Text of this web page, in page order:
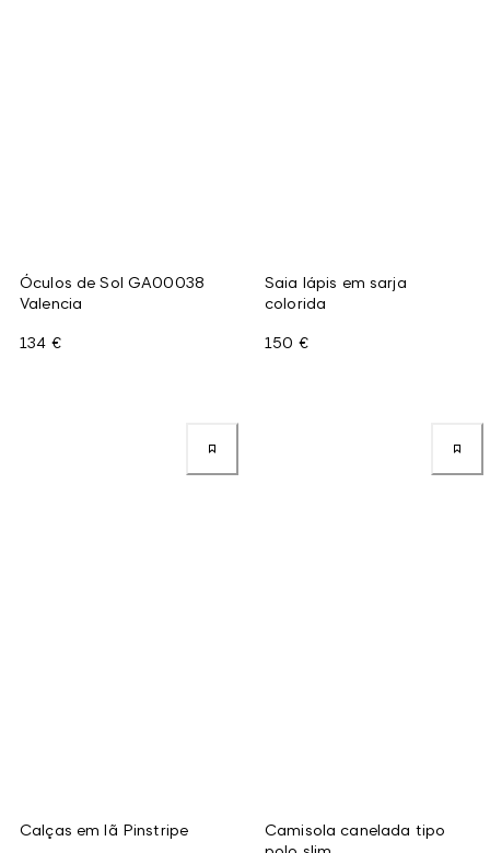
Óculos de Sol GA00038
Valencia
134 €
Saia lápis em sarja
colorida
150 €
Calças em lã Pinstripe
Camisola canelada tipo